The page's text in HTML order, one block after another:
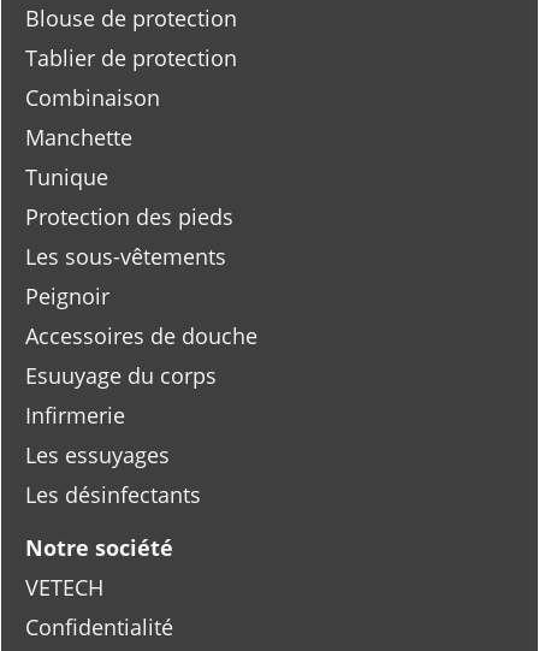
Blouse de protection
Tablier de protection
Combinaison
Manchette
Tunique
Protection des pieds
Les sous-vêtements
Peignoir
Accessoires de douche
Esuuyage du corps
Infirmerie
Les essuyages
Les désinfectants
Notre société
VETECH
Confidentialité